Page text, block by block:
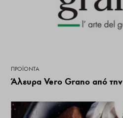
ΠΡΟΪΌΝΤΑ
Άλευρα Vero Grano από